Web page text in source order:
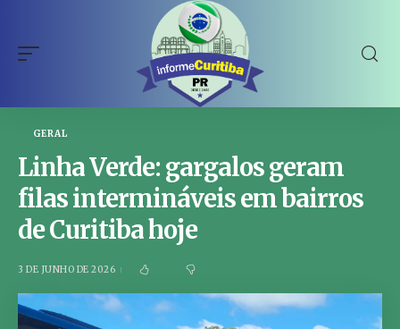
GERAL
Linha Verde: gargalos geram
filas intermináveis em bairros
de Curitiba hoje
3 DE JUNHO DE 2026